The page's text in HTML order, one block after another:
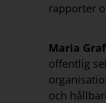
rapporter
Maria
offentlig
och